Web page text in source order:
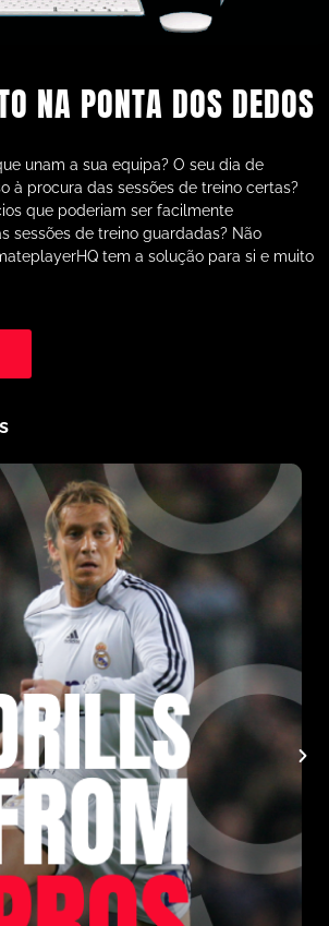
NA PONTA DOS DEDOS
unam a sua equipa? O seu dia de
à procura das sessões de treino certas?
que poderiam ser facilmente
sessões de treino guardadas? Não
tem a solução para si e muito